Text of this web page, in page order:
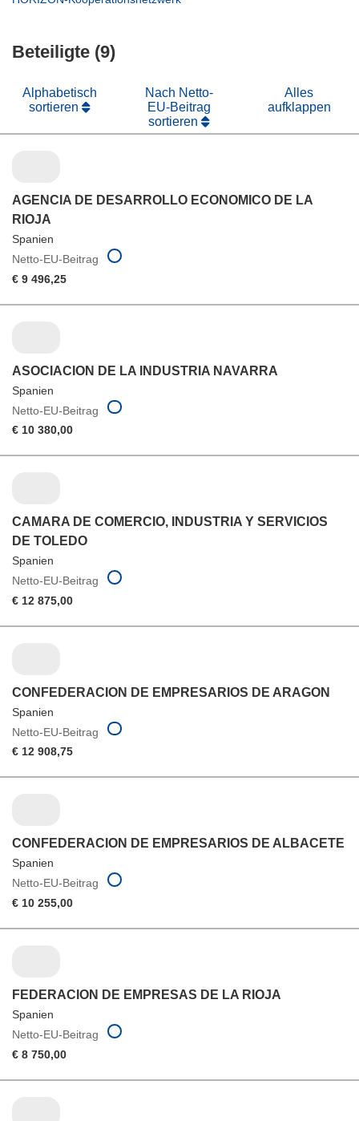
Fenster)
Beteiligte (9)
Alphabetisch
sortieren
Nach Netto-
EU-Beitrag
sortieren
Alles
aufklappen
AGENCIA DE DESARROLLO ECONOMICO DE LA
RIOJA
Spanien
Netto-EU-Beitrag
€ 9 496,25
ASOCIACION DE LA INDUSTRIA NAVARRA
Spanien
Netto-EU-Beitrag
€ 10 380,00
CAMARA DE COMERCIO, INDUSTRIA Y SERVICIOS
DE TOLEDO
Spanien
Netto-EU-Beitrag
€ 12 875,00
CONFEDERACION DE EMPRESARIOS DE ARAGON
Spanien
Netto-EU-Beitrag
€ 12 908,75
CONFEDERACION DE EMPRESARIOS DE ALBACETE
Spanien
Netto-EU-Beitrag
€ 10 255,00
FEDERACION DE EMPRESAS DE LA RIOJA
Spanien
Netto-EU-Beitrag
€ 8 750,00